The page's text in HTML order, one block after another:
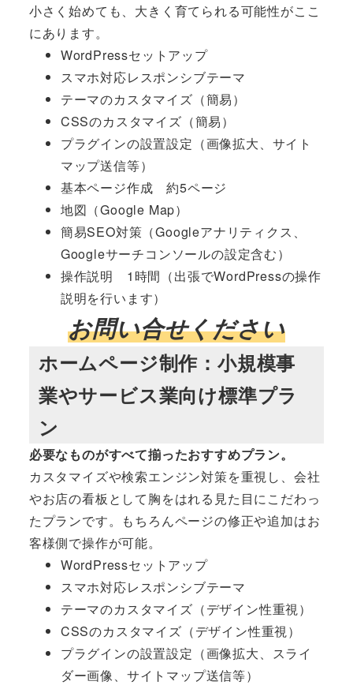
小さく始めても、大きく育てられる可能性がここ
にあります。
WordPressセットアップ
スマホ対応レスポンシブテーマ
テーマのカスタマイズ（簡易）
CSSのカスタマイズ（簡易）
プラグインの設置設定（画像拡大、サイト
マップ送信等）
基本ページ作成 約5ページ
地図（Google Map）
簡易SEO対策（Googleアナリティクス、
Googleサーチコンソールの設定含む）
操作説明 1時間（出張でWordPressの操作
説明を行います）
お問い合せください
ホームページ制作：小規模事
業やサービス業向け標準プラ
ン
必要なものがすべて揃ったおすすめプラン。
カスタマイズや検索エンジン対策を重視し、会社
やお店の看板として胸をはれる見た目にこだわっ
たプランです。もちろんページの修正や追加はお
客様側で操作が可能。
WordPressセットアップ
スマホ対応レスポンシブテーマ
テーマのカスタマイズ（デザイン性重視）
CSSのカスタマイズ（デザイン性重視）
プラグインの設置設定（画像拡大、スライ
ダー画像、サイトマップ送信等）